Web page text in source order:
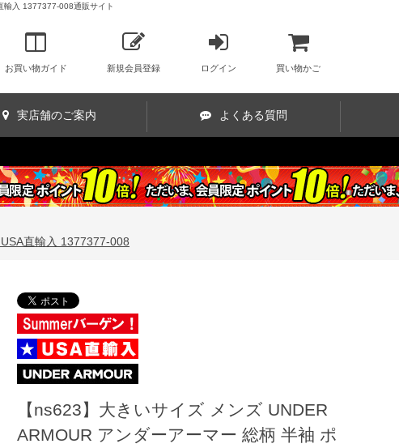
輸入 1377377-008通販サイト
お買い物ガイド 新規会員登録 ログイン 買い物かご
実店舗のご案内 よくある質問
直輸入 1377377-008
【ns623】大きいサイズ メンズ UNDER
ARMOUR アンダーアーマー 総柄 半袖 ポ